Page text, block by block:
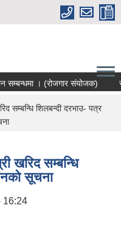
। (रोजगार संयोजक)
सम्बन्धि शिलबन्दी दरभाउ- पत्र
खरिद सम्बन्धि
सूचना
16:24